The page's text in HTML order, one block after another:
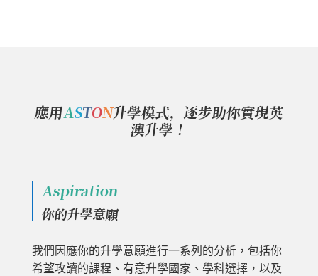
應用ASTON升學模式，逐步助你實現英
澳升學！
Aspiration
你的升學意願
我們因應你的升學意願進行一系列的分析，包括你
希望攻讀的課程、有意升學國家、學科選擇，以及